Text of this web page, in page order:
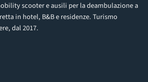
scooter e ausili per la deambulazione a
in hotel, B&B e residenze. Turismo
dal 2017.